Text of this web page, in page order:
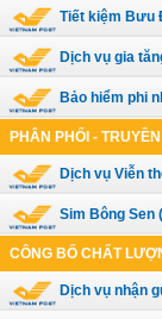
Tiết kiệm Bưu
Dịch vụ gia
Bảo hiểm phi
PHÂN PHỐI -
Dịch vụ Viễn
Sim Bông Sen
CÔNG BỐ CHẤT
Dịch vụ nhận